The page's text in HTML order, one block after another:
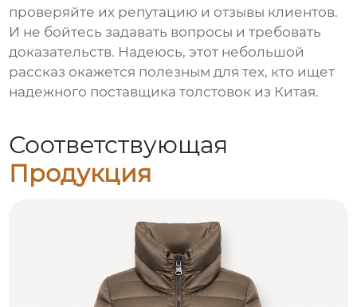
проверяйте их репутацию и отзывы клиентов.
И не бойтесь задавать вопросы и требовать
доказательств. Надеюсь, этот небольшой
рассказ окажется полезным для тех, кто ищет
надежного поставщикатолстовок из Китая.
Соответствующая
Продукция